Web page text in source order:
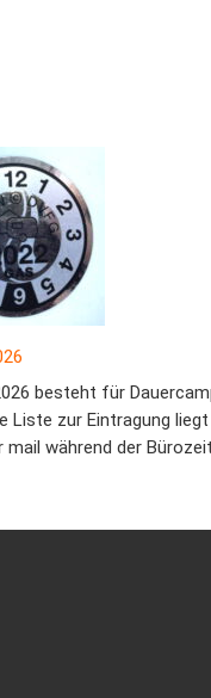
besteht für
Liste zur Eintragung
während der